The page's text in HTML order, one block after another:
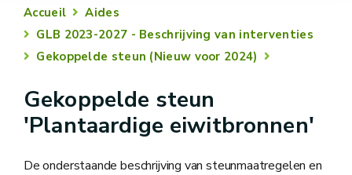
Accueil
Aides
GLB 2023-2027 - Beschrijving van interventies
Gekoppelde steun (Nieuw voor 2024)
Gekoppelde steun
'Plantaardige eiwitbronnen'
De onderstaande beschrijving van steunmaatregelen en